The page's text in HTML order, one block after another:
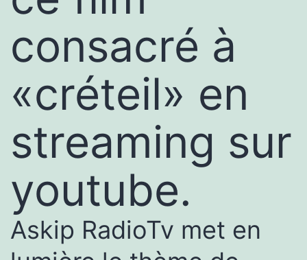
consacré à
«créteil» en
streaming sur
youtube.
Askip RadioTv met en